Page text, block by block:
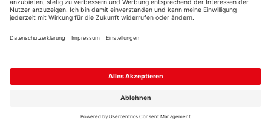
73207 Plochingen
info@holz-metzger.de